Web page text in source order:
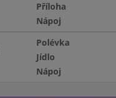
Příloha
Nápoj
Polévka
Jídlo
Nápoj